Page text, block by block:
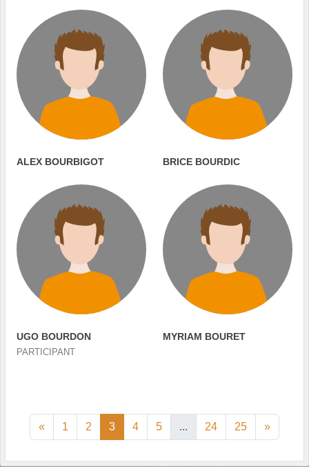
ALEX BOURBIGOT BRICE BOURDIC
UGO BOURDON
PARTICIPANT
MYRIAM BOURET
« 1 2 3 4 5 ... 24 25 »